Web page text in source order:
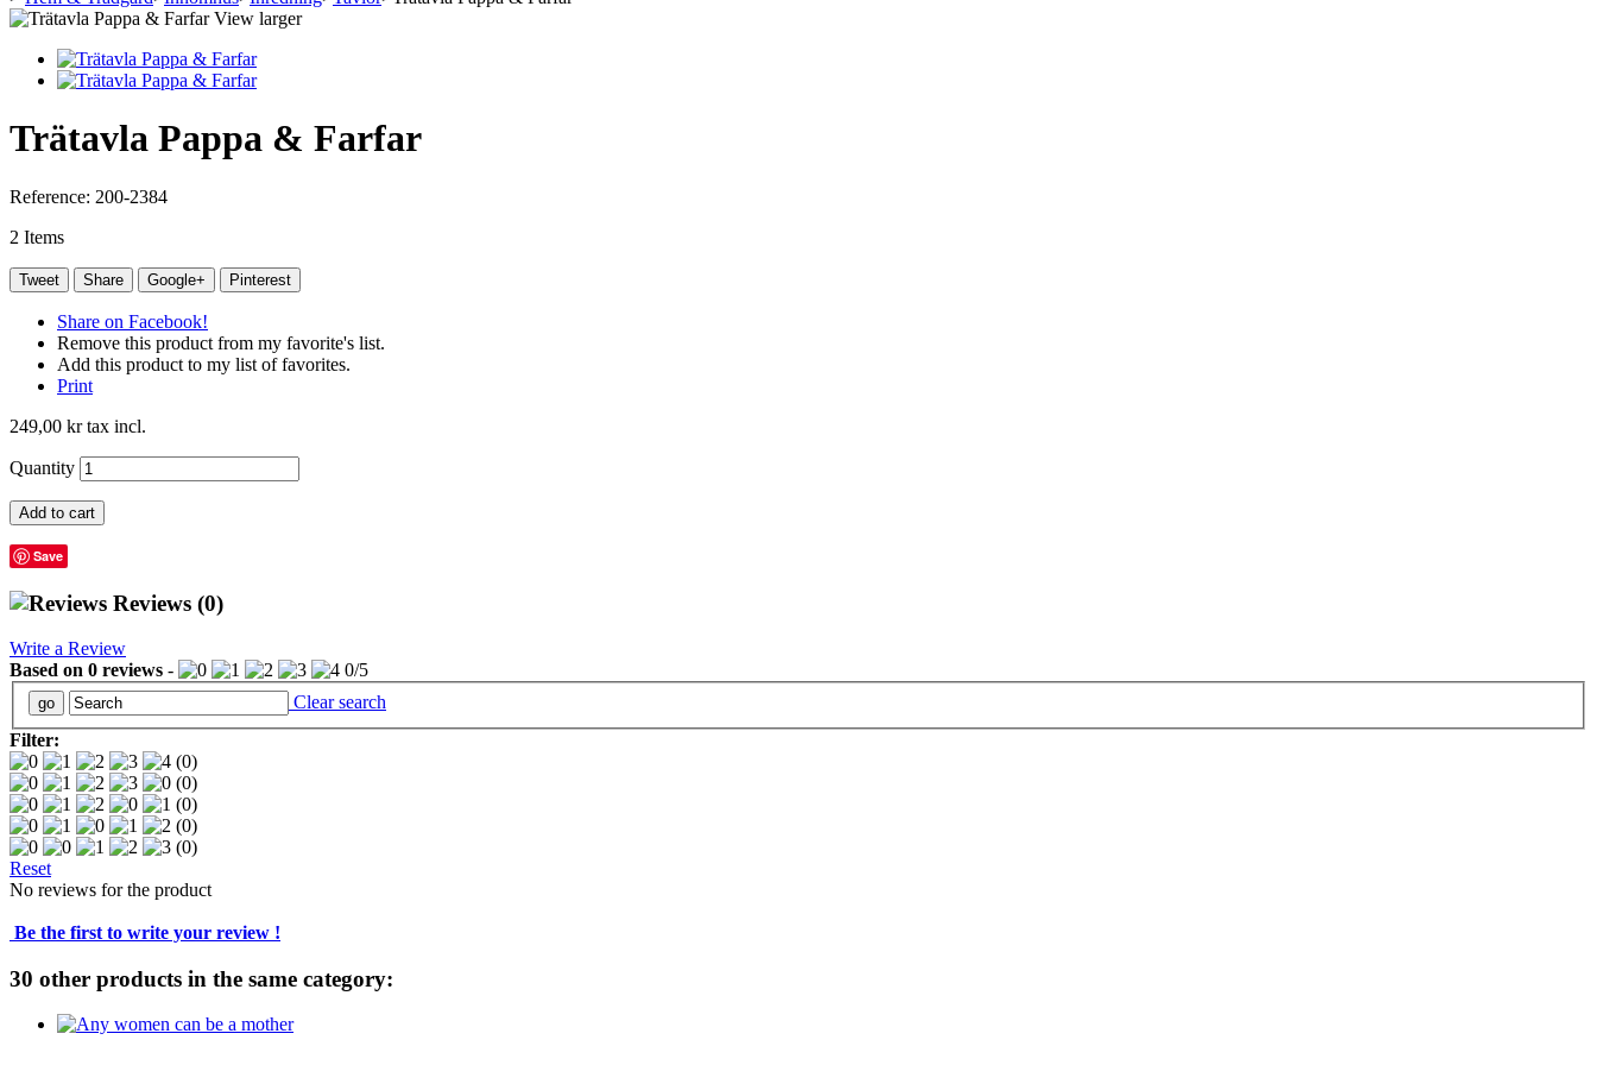
View larger
Trätavla Pappa & Farfar
Reference: 200-2384
2 Items
Tweet Share Google+ Pinterest
Share on Facebook!
Remove this product from my favorite's list.
Add this product to my list of favorites.
Print
249,00 krtax incl.
Quantity
Add to cart
Save
Reviews (0)
Write a Review
Based on 0 reviews - 0/5
Clear search
Filter:
(0)
(0)
(0)
(0)
(0)
Reset
No reviews for the product
Be the first to write your review !
30 other products in the same category: